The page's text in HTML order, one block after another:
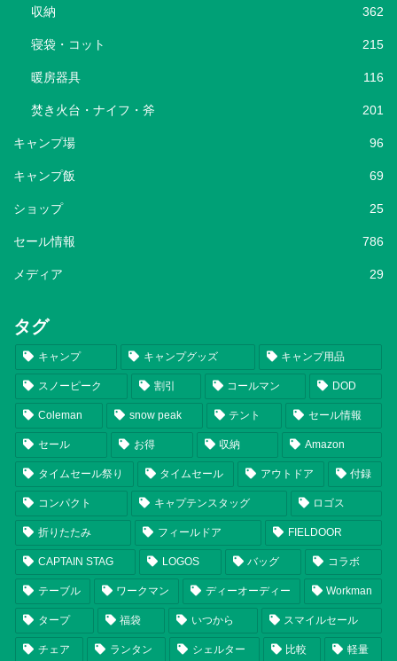
収納 362
寝袋・コット 215
暖房器具 116
焚き火台・ナイフ・斧 201
キャンプ場 96
キャンプ飯 69
ショップ 25
セール情報 786
メディア 29
タグ
キャンプ キャンプグッズ キャンプ用品
スノーピーク 割引 コールマン DOD
Coleman snow peak テント セール情報
セール お得 収納 Amazon
タイムセール祭り タイムセール アウトドア 付録
コンパクト キャプテンスタッグ ロゴス
折りたたみ フィールドア FIELDOOR
CAPTAIN STAG LOGOS バッグ コラボ
テーブル ワークマン ディーオーディー Workman
タープ 福袋 いつから スマイルセール
チェア ランタン シェルター 比較 軽量